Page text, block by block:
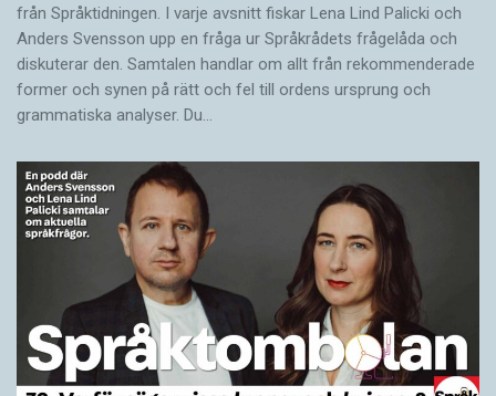
från Språktidningen. I varje avsnitt fiskar Lena Lind Palicki och
Anders Svensson upp en fråga ur Språkrådets frågelåda och
diskuterar den. Samtalen handlar om allt från rekommenderade
former och synen på rätt och fel till ordens ursprung och
grammatiska analyser. Du…